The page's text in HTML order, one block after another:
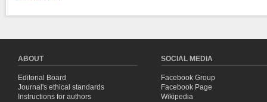
ABOUT
Editorial Board
Journal's ethical standards
Instructions for authors
SOCIAL MEDIA
Facebook Group
Facebook Page
Wikipedia